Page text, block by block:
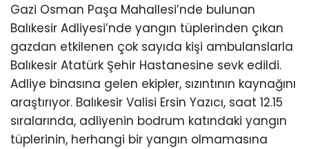
Gazi Osman Paşa Mahallesi’nde bulunan
Balıkesir Adliyesi’nde yangın tüplerinden çıkan
gazdan etkilenen çok sayıda kişi ambulanslarla
Balıkesir Atatürk Şehir Hastanesine sevk edildi.
Adliye binasına gelen ekipler, sızıntının kaynağını
araştırıyor. Balıkesir Valisi Ersin Yazıcı, saat 12.15
sıralarında, adliyenin bodrum katındaki yangın
tüplerinin, herhangi bir yangın olmamasına